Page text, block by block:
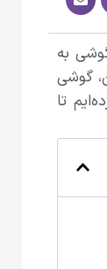
به
گوشی
تا